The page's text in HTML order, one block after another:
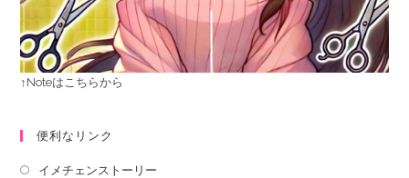
↑Noteはこちらから
便利なリンク
イメチェンストーリー